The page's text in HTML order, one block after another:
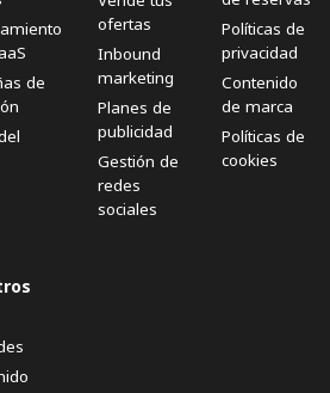
de
ofertas
Inbound
marketing
Planes de
publicidad
Gestión de
redes
sociales
Políticas de
privacidad
Contenido
de marca
Políticas de
cookies